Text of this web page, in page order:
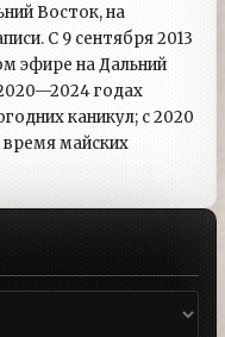
Восток, на
С 9 сентября 2013
эфире на Дальний
годах
каникул; с 2020
майских